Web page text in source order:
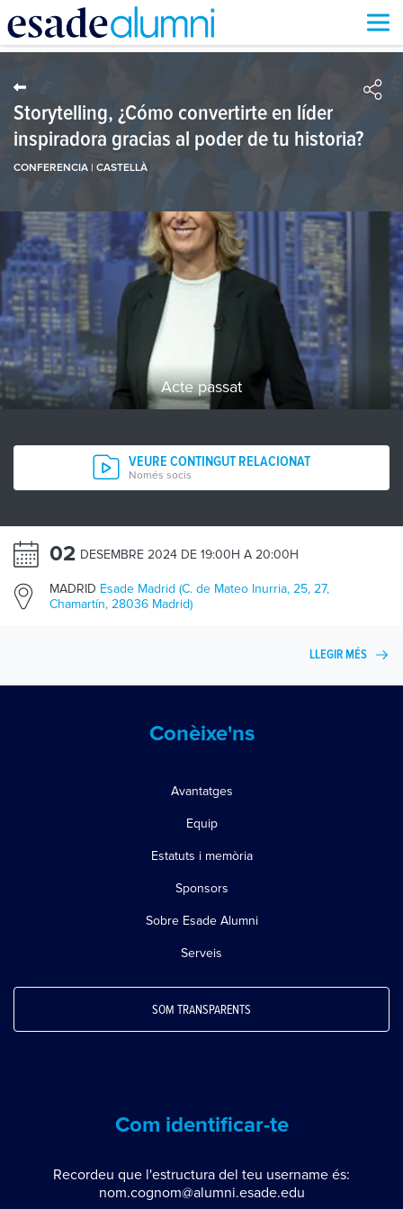
Vés
contingut
Storytelling, ¿Cómo convertirte en líder
inspiradora gracias al poder de tu historia?
CONFERENCIA | CASTELLÀ
Acte passat
VEURE CONTINGUT RELACIONAT
Només socis
02 DESEMBRE 2024 DE 19:00H A 20:00H
MADRID Esade Madrid (C. de Mateo Inurria, 25, 27,
Chamartín, 28036 Madrid)
LLEGIR MÉS
Conèixe'ns
Avantatges
Equip
Estatuts i memòria
Sponsors
Sobre Esade Alumni
Serveis
SOM TRANSPARENTS
Com identificar-te
Recordeu que l'estructura del teu username és:
nom.cognom@alumni.esade.edu